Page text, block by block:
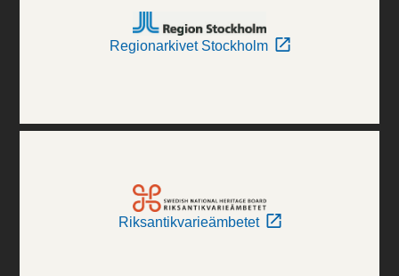
Regionarkivet Stockholm
Riksantikvarieämbetet